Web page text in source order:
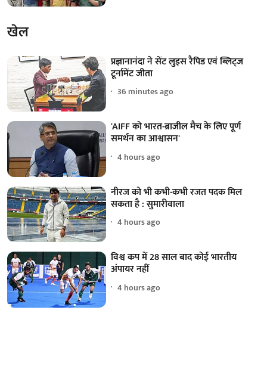
खेल
प्रज्ञानानंदा ने सेंट लुइस रैपिड एवं ब्लिट्ज
टूर्नामेंट जीता
36 minutes ago
'AIFF को भारत-ब्राजील मैच के लिए पूर्ण
समर्थन का आश्वासन'
4 hours ago
नीरज को भी कभी-कभी रजत पदक मिल
सकता है : सुमारीवाला
4 hours ago
विश्व कप में 28 साल बाद कोई भारतीय
अंपायर नहीं
4 hours ago